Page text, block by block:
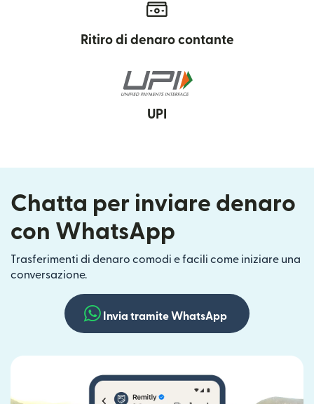
Ritiro di denaro contante
UPI
Chatta per inviare denaro
con WhatsApp
Trasferimenti di denaro comodi e facili come iniziare una
conversazione.
Invia tramite WhatsApp